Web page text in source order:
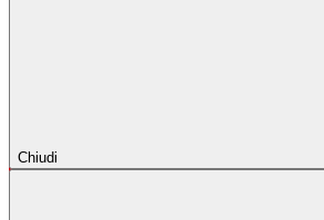
Chiudi